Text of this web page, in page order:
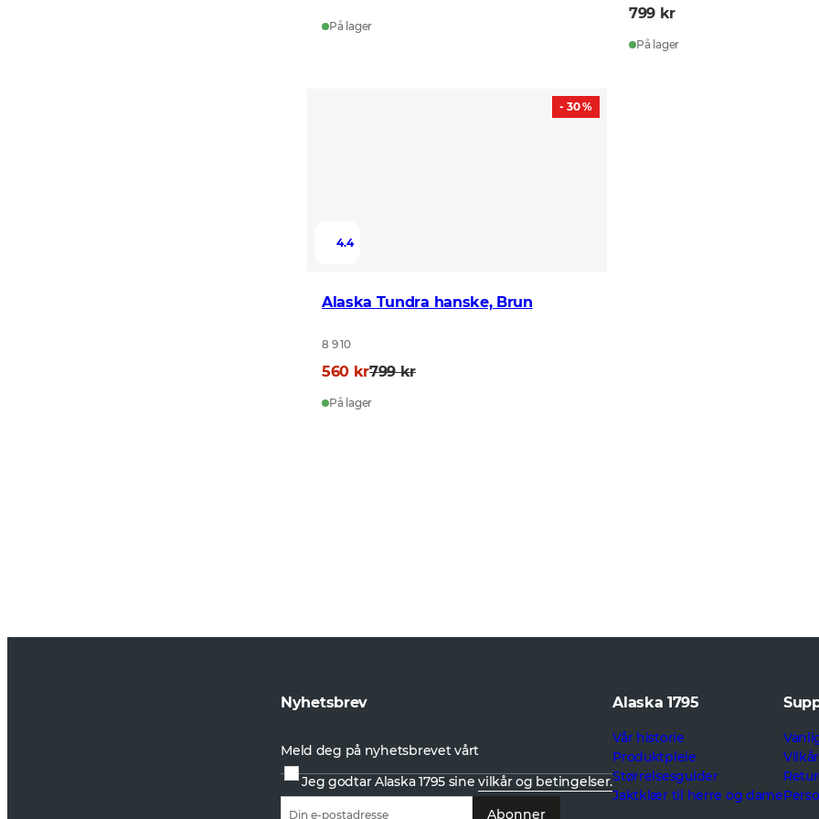
På lager
799 kr
På lager
- 30 %
4.4
Alaska Tundra hanske, Brun
8 9 10
560 kr799 kr
På lager
Nyhetsbrev
Meld deg på nyhetsbrevet vårt
Jeg godtar Alaska 1795 sinevilkår og betingelser.
Abonner
Alaska 1795
Vår historie
Produktpleie
Størrelsesguider
Jaktklær til herre og dame